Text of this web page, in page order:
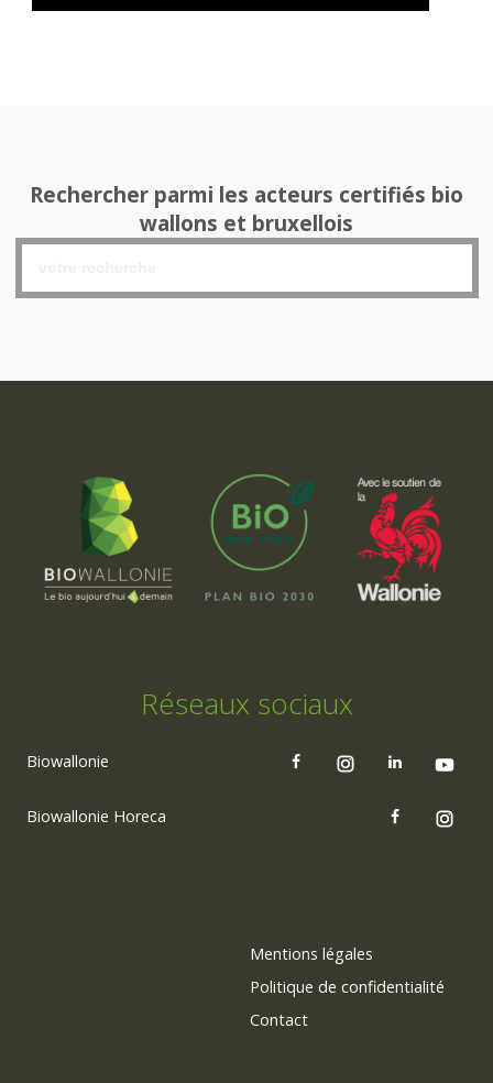
Rechercher parmi les acteurs certifiés bio
wallons et bruxellois
Réseaux sociaux
Biowallonie
Biowallonie Horeca
Mentions légales
Politique de confidentialité
Contact